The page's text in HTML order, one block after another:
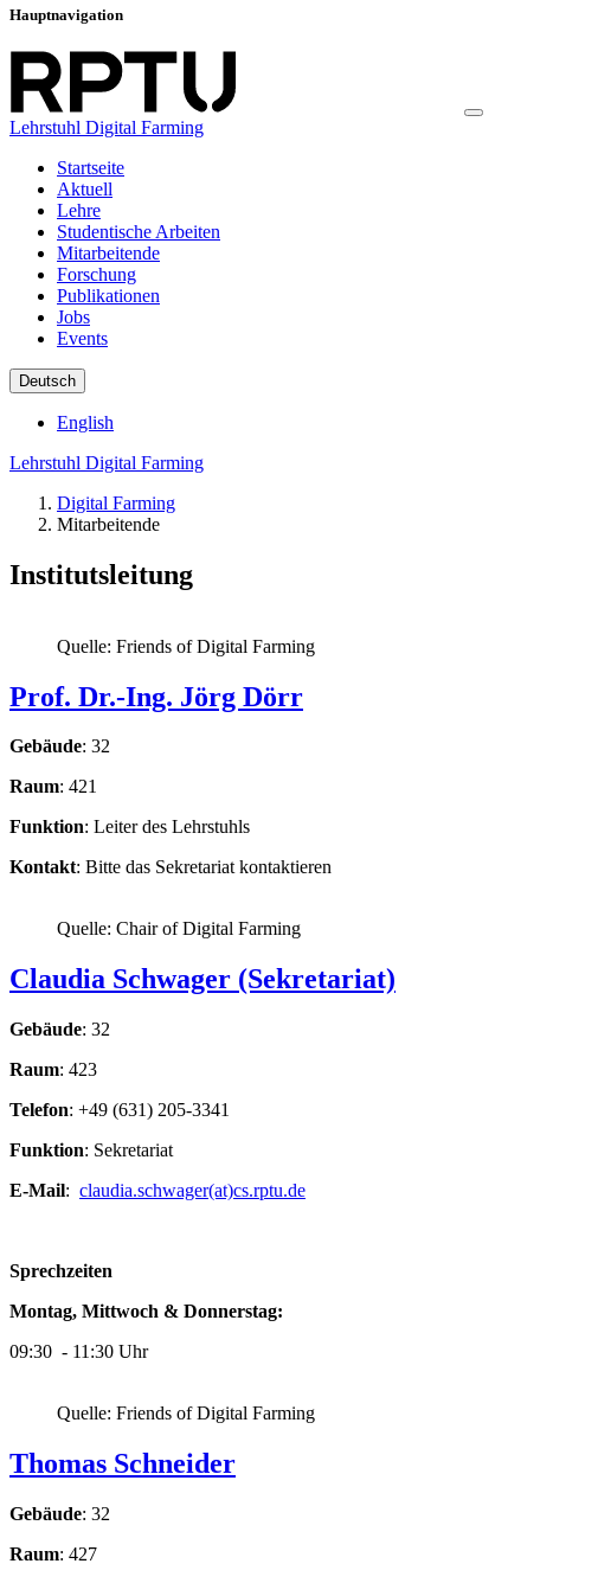
Hauptnavigation
Lehrstuhl Digital Farming
Startseite
Aktuell
Lehre
Studentische Arbeiten
Mitarbeitende
Forschung
Publikationen
Jobs
Events
Deutsch
English
Lehrstuhl Digital Farming
Digital Farming
Mitarbeitende
Institutsleitung
Quelle: Friends of Digital Farming
Prof. Dr.-Ing. Jörg Dörr
Gebäude: 32
Raum: 421
Funktion: Leiter des Lehrstuhls
Kontakt: Bitte das Sekretariat kontaktieren
Quelle: Chair of Digital Farming
Claudia Schwager (Sekretariat)
Gebäude: 32
Raum: 423
Telefon: +49 (631) 205-3341
Funktion: Sekretariat
E-Mail: claudia.schwager(at)cs.rptu.de
Sprechzeiten
Montag, Mittwoch & Donnerstag:
09:30 - 11:30 Uhr
Quelle: Friends of Digital Farming
Thomas Schneider
Gebäude: 32
Raum: 427